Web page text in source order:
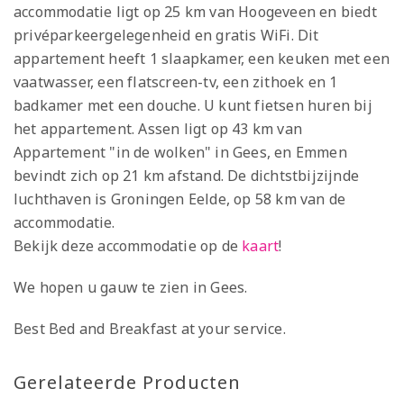
accommodatie ligt op 25 km van Hoogeveen en biedt
privéparkeergelegenheid en gratis WiFi. Dit
appartement heeft 1 slaapkamer, een keuken met een
vaatwasser, een flatscreen-tv, een zithoek en 1
badkamer met een douche. U kunt fietsen huren bij
het appartement. Assen ligt op 43 km van
Appartement "in de wolken" in Gees, en Emmen
bevindt zich op 21 km afstand. De dichtstbijzijnde
luchthaven is Groningen Eelde, op 58 km van de
accommodatie.
Bekijk deze accommodatie op de kaart!
We hopen u gauw te zien in Gees.
Best Bed and Breakfast at your service.
Gerelateerde Producten